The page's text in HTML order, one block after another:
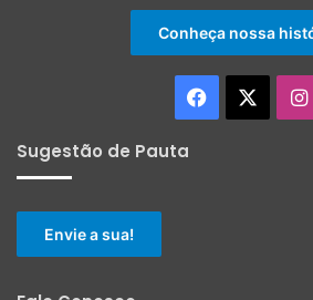
Conheça nossa
Facebook
Sugestão de Pauta
Envie a sua!